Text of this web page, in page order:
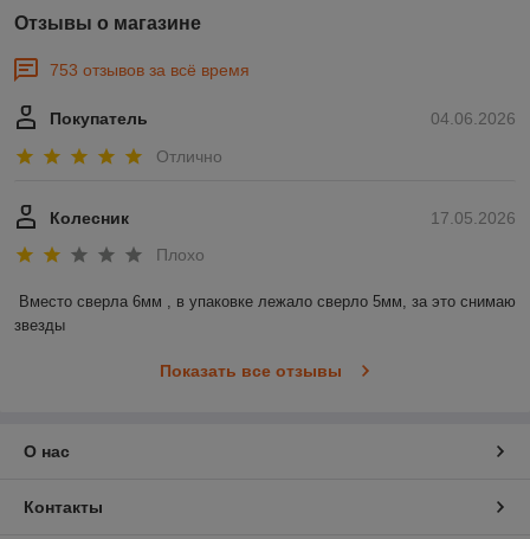
Отзывы о магазине
753 отзывов за всё время
04.06.2026
Покупатель
Отлично
17.05.2026
Колесник
Плохо
Вместо сверла 6мм , в упаковке лежало сверло 5мм, за это снимаю
звезды
Показать все отзывы
О нас
Контакты